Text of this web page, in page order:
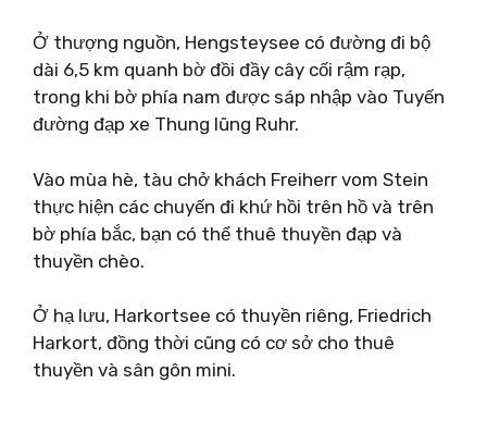
Ở thượng nguồn, Hengsteysee có đường đi bộ
dài 6,5 km quanh bờ đồi đầy cây cối rậm rạp,
trong khi bờ phía nam được sáp nhập vào Tuyến
đường đạp xe Thung lũng Ruhr.
Vào mùa hè, tàu chở khách Freiherr vom Stein
thực hiện các chuyến đi khứ hồi trên hồ và trên
bờ phía bắc, bạn có thể thuê thuyền đạp và
thuyền chèo.
Ở hạ lưu, Harkortsee có thuyền riêng, Friedrich
Harkort, đồng thời cũng có cơ sở cho thuê
thuyền và sân gôn mini.